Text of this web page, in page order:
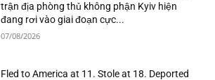
trận địa phòng thủ không phận Kyiv hiện
đang rơi vào giai đoạn cực...
07/08/2026
Fled to America at 11. Stole at 18. Deported